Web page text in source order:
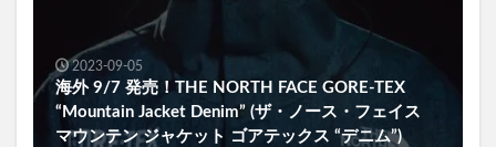
2023-09-05
海外 9/7 発売！THE NORTH FACE GORE-TEX
“Mountain Jacket Denim” (ザ・ノース・フェイス
マウンテン ジャケット ゴアテックス “デニム”)